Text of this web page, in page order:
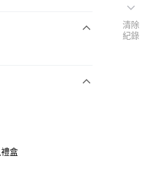
盒
清除
紀錄